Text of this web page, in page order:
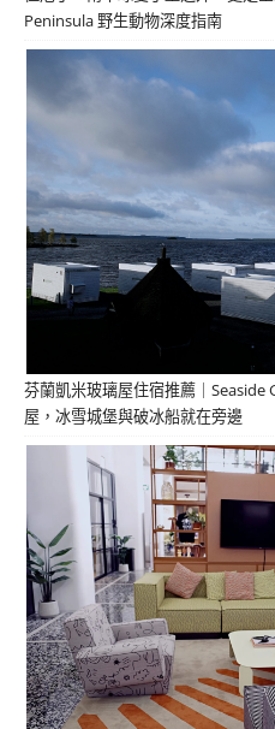
Peninsula 野生動物深度指南
芬蘭凱米玻璃屋住宿推薦｜Seaside
屋，冰雪城堡與破冰船就在旁邊